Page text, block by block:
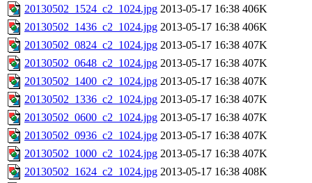
20130502_1524_c2_1024.jpg 2013-05-17 16:38 406K
20130502_1436_c2_1024.jpg 2013-05-17 16:38 406K
20130502_0824_c2_1024.jpg 2013-05-17 16:38 407K
20130502_0648_c2_1024.jpg 2013-05-17 16:38 407K
20130502_1400_c2_1024.jpg 2013-05-17 16:38 407K
20130502_1336_c2_1024.jpg 2013-05-17 16:38 407K
20130502_0600_c2_1024.jpg 2013-05-17 16:38 407K
20130502_0936_c2_1024.jpg 2013-05-17 16:38 407K
20130502_1000_c2_1024.jpg 2013-05-17 16:38 407K
20130502_1624_c2_1024.jpg 2013-05-17 16:38 408K